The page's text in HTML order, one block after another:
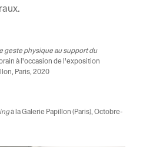
geste physique au support du
à l'occasion de l'exposition
Paris, 2020
à la Galerie Papillon (Paris), Octobre-